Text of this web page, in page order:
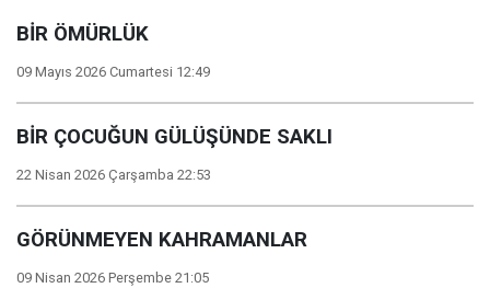
BİR ÖMÜRLÜK
09 Mayıs 2026 Cumartesi 12:49
BİR ÇOCUĞUN GÜLÜŞÜNDE SAKLI
22 Nisan 2026 Çarşamba 22:53
GÖRÜNMEYEN KAHRAMANLAR
09 Nisan 2026 Perşembe 21:05